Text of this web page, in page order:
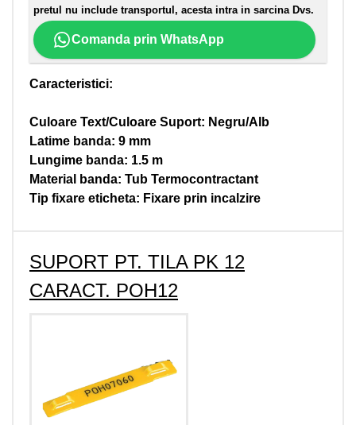
pretul nu include transportul, acesta intra in sarcina Dvs.
Comanda prin WhatsApp
Caracteristici:
Culoare Text/Culoare Suport: Negru/Alb
Latime banda: 9 mm
Lungime banda: 1.5 m
Material banda: Tub Termocontractant
Tip fixare eticheta: Fixare prin incalzire
SUPORT PT. TILA PK 12
CARACT. POH12